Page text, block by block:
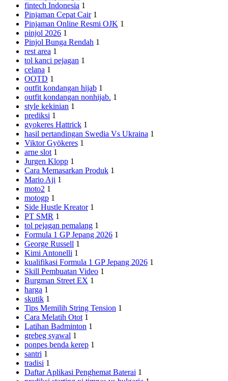
fintech Indonesia 1
Pinjaman Cepat Cair 1
Pinjaman Online Resmi OJK 1
pinjol 2026 1
Pinjol Bunga Rendah 1
rest area 1
tol kanci pejagan 1
celana 1
OOTD 1
outfit kondangan hijab 1
outfit kondangan nonhijab. 1
style kekinian 1
prediksi 1
gyokeres Hattrick 1
hasil pertandingan Swedia Vs Ukraina 1
Viktor Gyökeres 1
arne slot 1
Jurgen Klopp 1
Cara Memasarkan Produk 1
Mario Aji 1
moto2 1
motogp 1
Side Hustle Kreator 1
PT SMR 1
tol pejagan pemalang 1
Formula 1 GP Jepang 2026 1
George Russell 1
Kimi Antonelli 1
kualifikasi Formula 1 GP Jepang 2026 1
Skill Pembuatan Video 1
Burgman Street EX 1
harga 1
skutik 1
Tips Memilih String Tension 1
Cara Melatih Otot 1
Latihan Badminton 1
grebeg syawal 1
ponpes benda kerep 1
santri 1
tradisi 1
Daftar Aplikasi Penghemat Baterai 1